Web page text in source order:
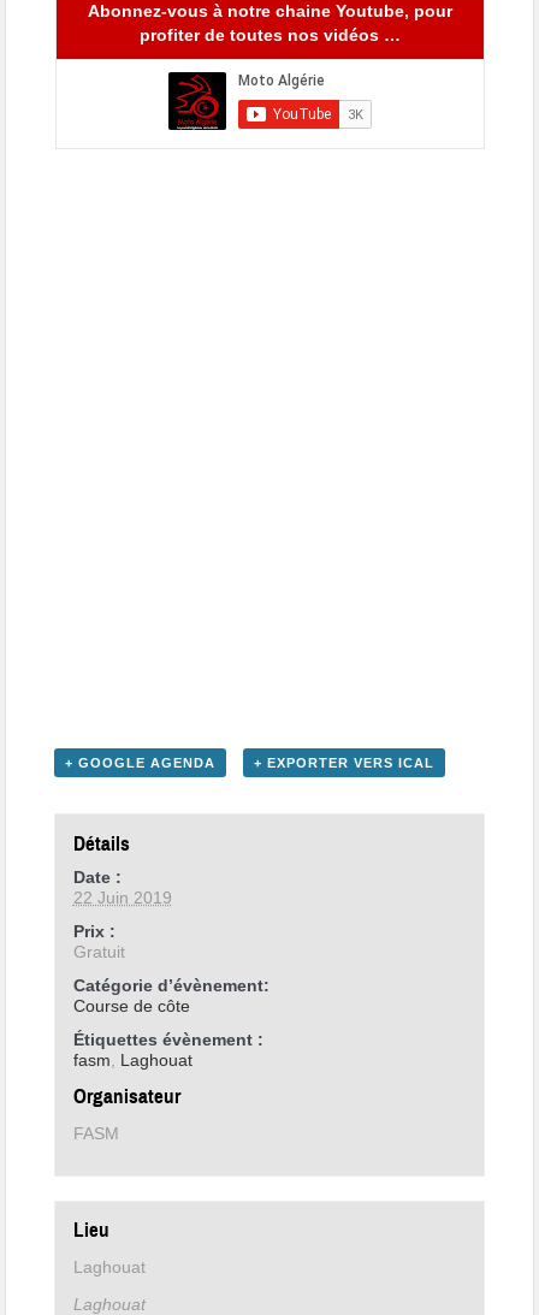
Abonnez-vous à notre chaine Youtube, pour
profiter de toutes nos vidéos …
+ GOOGLE AGENDA + EXPORTER VERS ICAL
Détails
Date :
22 Juin 2019
Prix :
Gratuit
Catégorie d’évènement:
Course de côte
Étiquettes évènement :
fasm
Laghouat
Organisateur
FASM
Lieu
Laghouat
Laghouat